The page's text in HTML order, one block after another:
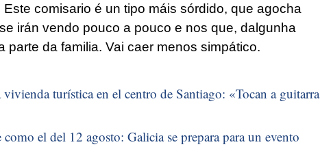
comisario é un tipo máis sórdido, que agocha
irán vendo pouco a pouco e nos que, dalgunha
parte da familia. Vai caer menos simpático.
turística en el centro de Santiago: «Tocan a guitarra
el del 12 agosto: Galicia se prepara para un evento